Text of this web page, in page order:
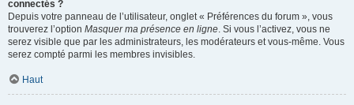
connectés ?
Depuis votre panneau de l’utilisateur, onglet « Préférences du forum », vous
trouverez l’option Masquer ma présence en ligne. Si vous l’activez, vous ne
serez visible que par les administrateurs, les modérateurs et vous-même. Vous
serez compté parmi les membres invisibles.
Haut